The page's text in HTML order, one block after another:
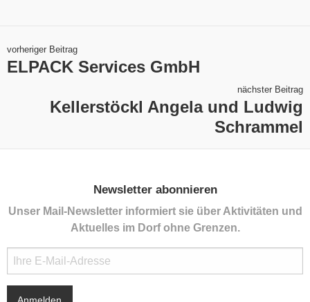
vorheriger Beitrag
ELPACK Services GmbH
nächster Beitrag
Kellerstöckl Angela und Ludwig
Schrammel
Newsletter abonnieren
Unser Mail-Newsletter informiert sie über Aktivitäten und
Aktuelles im Dorf ohne Grenzen.